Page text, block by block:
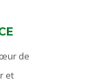
de
et